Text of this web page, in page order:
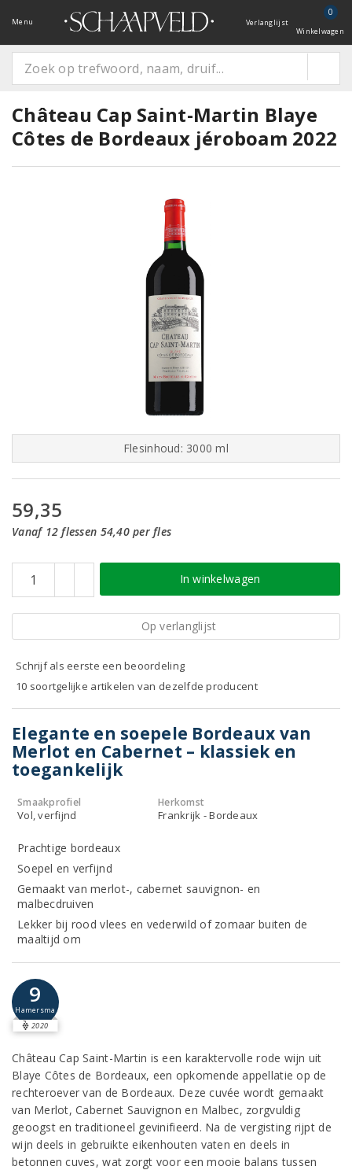
Menu Verlanglijst
0
Winkelwagen
Château Cap Saint-Martin Blaye
Côtes de Bordeaux jéroboam 2022
Flesinhoud: 3000 ml
59,35
Vanaf 12 flessen 54,40 per fles
In winkelwagen
Op verlanglijst
Schrijf als eerste een beoordeling
10 soortgelijke artikelen van dezelfde producent
Elegante en soepele Bordeaux van
Merlot en Cabernet – klassiek en
toegankelijk
Smaakprofiel
Vol, verfijnd
Herkomst
Frankrijk - Bordeaux
Prachtige bordeaux
Soepel en verfijnd
Gemaakt van merlot-, cabernet sauvignon- en
malbecdruiven
Lekker bij rood vlees en vederwild of zomaar buiten de
maaltijd om
9
Hamersma
2020
Château Cap Saint-Martin is een karaktervolle rode wijn uit
Blaye Côtes de Bordeaux, een opkomende appellatie op de
rechteroever van de Bordeaux. Deze cuvée wordt gemaakt
van Merlot, Cabernet Sauvignon en Malbec, zorgvuldig
geoogst en traditioneel gevinifieerd. Na de vergisting rijpt de
wijn deels in gebruikte eikenhouten vaten en deels in
betonnen cuves, wat zorgt voor een mooie balans tussen